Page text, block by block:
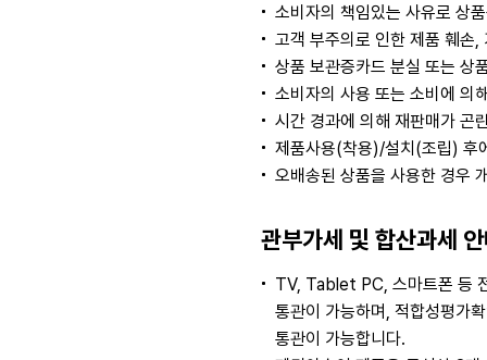
소비자의 책임있는 사유로 상
고객 부주의로 인한 제품 훼손
상품 보관증카드 분실 또는 상
소비자의 사용 또는 소비에 의
시간 경과에 의해 재판매가 곤
제품사용(착용)/설치(조립) 후
오배송된 상품을 사용한 경우
관부가세 및 합산과세
TV, Tablet PC, 스마트폰 등
통관이 가능하며, 적합성평가
통관이 가능합니다.